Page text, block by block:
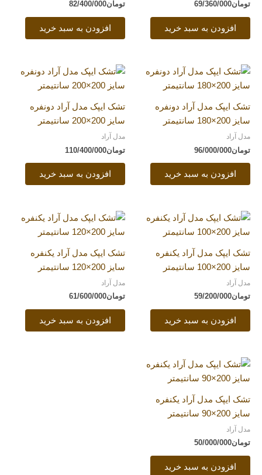
تومان69/360/000
افزودن به سبد خرید
تومان82/400/000
افزودن به سبد خرید
تشک ایپک مدل آراد دونفره
سایز 200×180 سانتیمتر
مدل آراد
تومان96/000/000
افزودن به سبد خرید
تشک ایپک مدل آراد دونفره
سایز 200×200 سانتیمتر
مدل آراد
تومان110/400/000
افزودن به سبد خرید
تشک ایپک مدل آراد یکنفره
سایز 200×100 سانتیمتر
مدل آراد
تومان59/200/000
افزودن به سبد خرید
تشک ایپک مدل آراد یکنفره
سایز 200×120 سانتیمتر
مدل آراد
تومان61/600/000
افزودن به سبد خرید
تشک ایپک مدل آراد یکنفره
سایز 200×90 سانتیمتر
مدل آراد
تومان50/000/000
افزودن به سبد خرید